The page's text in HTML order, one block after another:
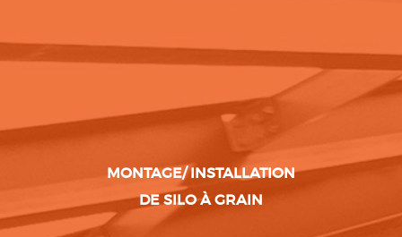
MONTAGE/ INSTALLATION
DE SILO À GRAIN